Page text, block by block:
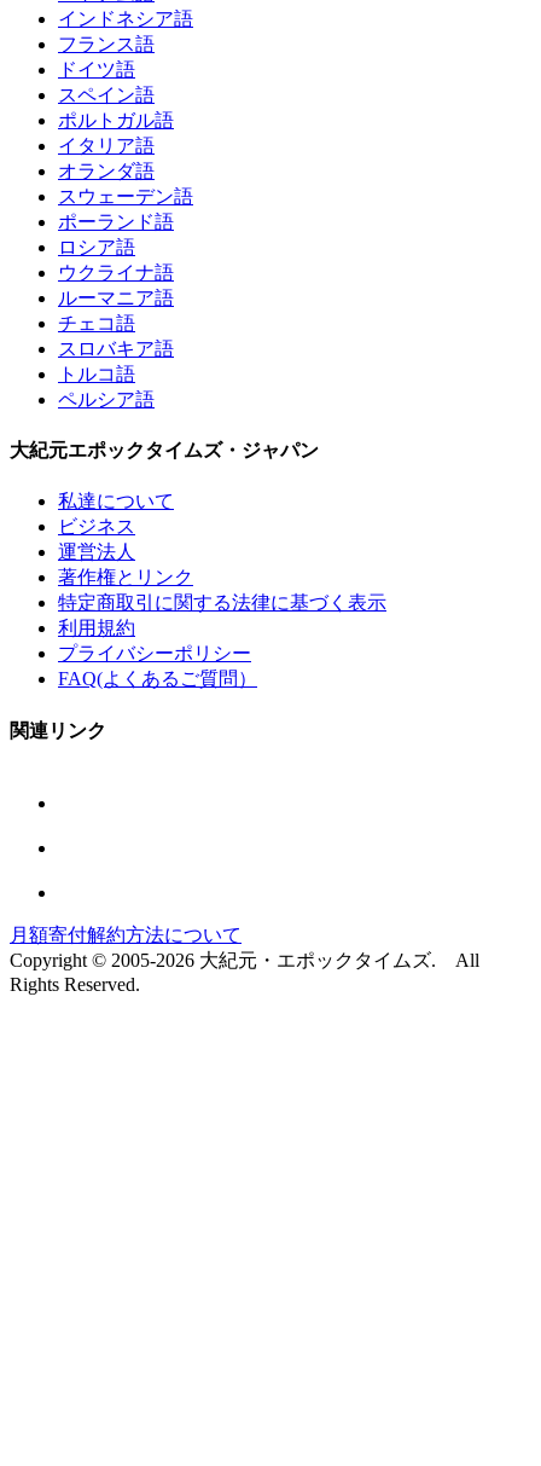
インドネシア語
フランス語
ドイツ語
スペイン語
ポルトガル語
イタリア語
オランダ語
スウェーデン語
ポーランド語
ロシア語
ウクライナ語
ルーマニア語
チェコ語
スロバキア語
トルコ語
ペルシア語
大紀元エポックタイムズ・ジャパン
私達について
ビジネス
運営法人
著作権とリンク
特定商取引に関する法律に基づく表示
利用規約
プライバシーポリシー
FAQ(よくあるご質問）
関連リンク
月額寄付解約方法について
Copyright © 2005-2026 大紀元・エポックタイムズ. All
Rights Reserved.